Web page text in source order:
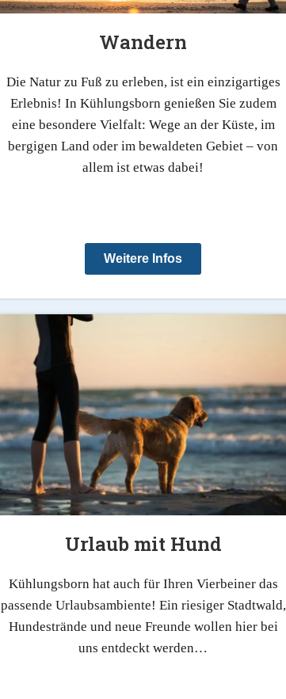
Wandern
Die Natur zu Fuß zu erleben, ist ein einzigartiges
Erlebnis! In Kühlungsborn genießen Sie zudem
eine besondere Vielfalt: Wege an der Küste, im
bergigen Land oder im bewaldeten Gebiet – von
allem ist etwas dabei!
Weitere Infos
Urlaub mit Hund
Kühlungsborn hat auch für Ihren Vierbeiner das
passende Urlaubsambiente! Ein riesiger Stadtwald,
Hundestrände und neue Freunde wollen hier bei
uns entdeckt werden…